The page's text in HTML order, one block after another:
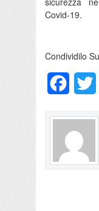
Covid-19.
Condividilo